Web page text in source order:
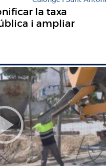
la taxa
i ampliar